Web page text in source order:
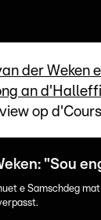
der
an
op
"Sou
e Samschdeg